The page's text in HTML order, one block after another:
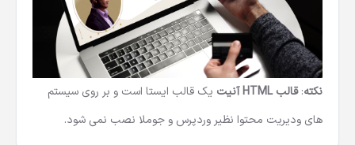
نکته:قالب HTML آنیت
یک قالب ایستا است و بر روی سیستم
های ودیریت محتوا نظیر وردپرس و جوملا نصب نمی شود.